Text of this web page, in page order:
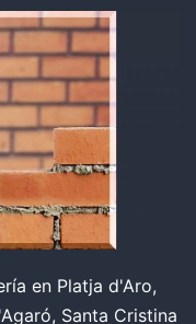
en Platja d'Aro,
Santa Cristina